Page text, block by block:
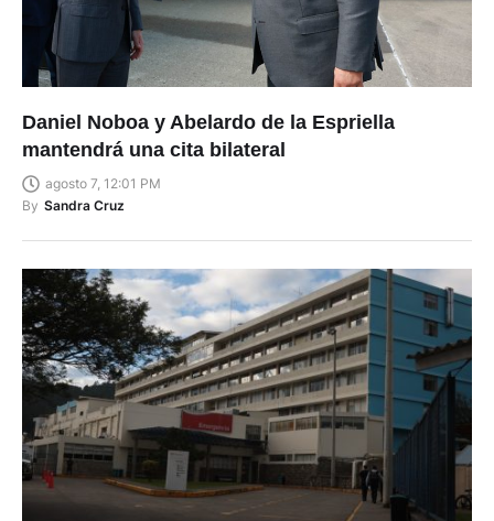
Daniel Noboa y Abelardo de la Espriella
mantendrá una cita bilateral
agosto 7, 12:01 PM
By Sandra Cruz